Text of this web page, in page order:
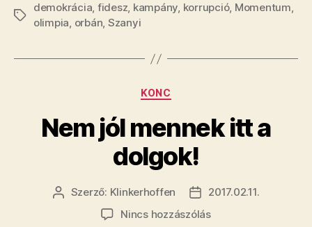
Címkék
demokrácia, fidesz, kampány, korrupció, Momentum,
olimpia, orbán, Szanyi
Kategóriák
KONC
Nem jól mennek itt a
dolgok!
Bejegyzés
Szerző: Klinkerhoffen
Bejegyzés
dátuma
2017.02.11.
Nincs hozzászólása(z)